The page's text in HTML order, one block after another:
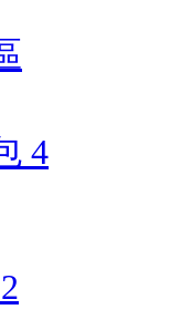
4
2